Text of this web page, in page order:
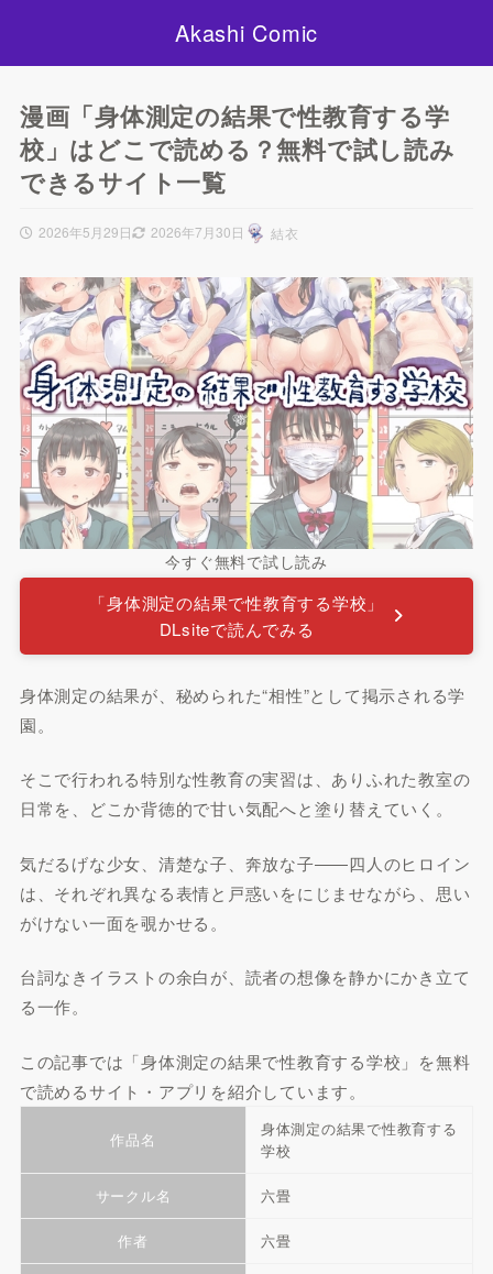
Akashi Comic
漫画「身体測定の結果で性教育する学
校」はどこで読める？無料で試し読み
できるサイト一覧
2026年5月29日 2026年7月30日 結衣
今すぐ無料で試し読み
「身体測定の結果で性教育する学校」
DLsiteで読んでみる
身体測定の結果が、秘められた“相性”として掲示される学
園。
そこで行われる特別な性教育の実習は、ありふれた教室の
日常を、どこか背徳的で甘い気配へと塗り替えていく。
気だるげな少女、清楚な子、奔放な子――四人のヒロイン
は、それぞれ異なる表情と戸惑いをにじませながら、思い
がけない一面を覗かせる。
台詞なきイラストの余白が、読者の想像を静かにかき立て
る一作。
この記事では「身体測定の結果で性教育する学校」を無料
で読めるサイト・アプリを紹介しています。
作品名
身体測定の結果で性教育する
学校
サークル名 六畳
作者 六畳